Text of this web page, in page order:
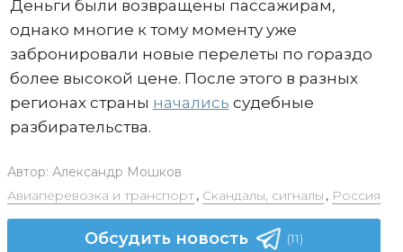
Деньги были возвращены пассажирам,
однако многие к тому моменту уже
забронировали новые перелеты по гораздо
более высокой цене. После этого в разных
регионах страны начались судебные
разбирательства.
Автор: Александр Мошков
Авиаперевозка и транспорт, Скандалы, сигналы , Россия
Обсудить новость (11)